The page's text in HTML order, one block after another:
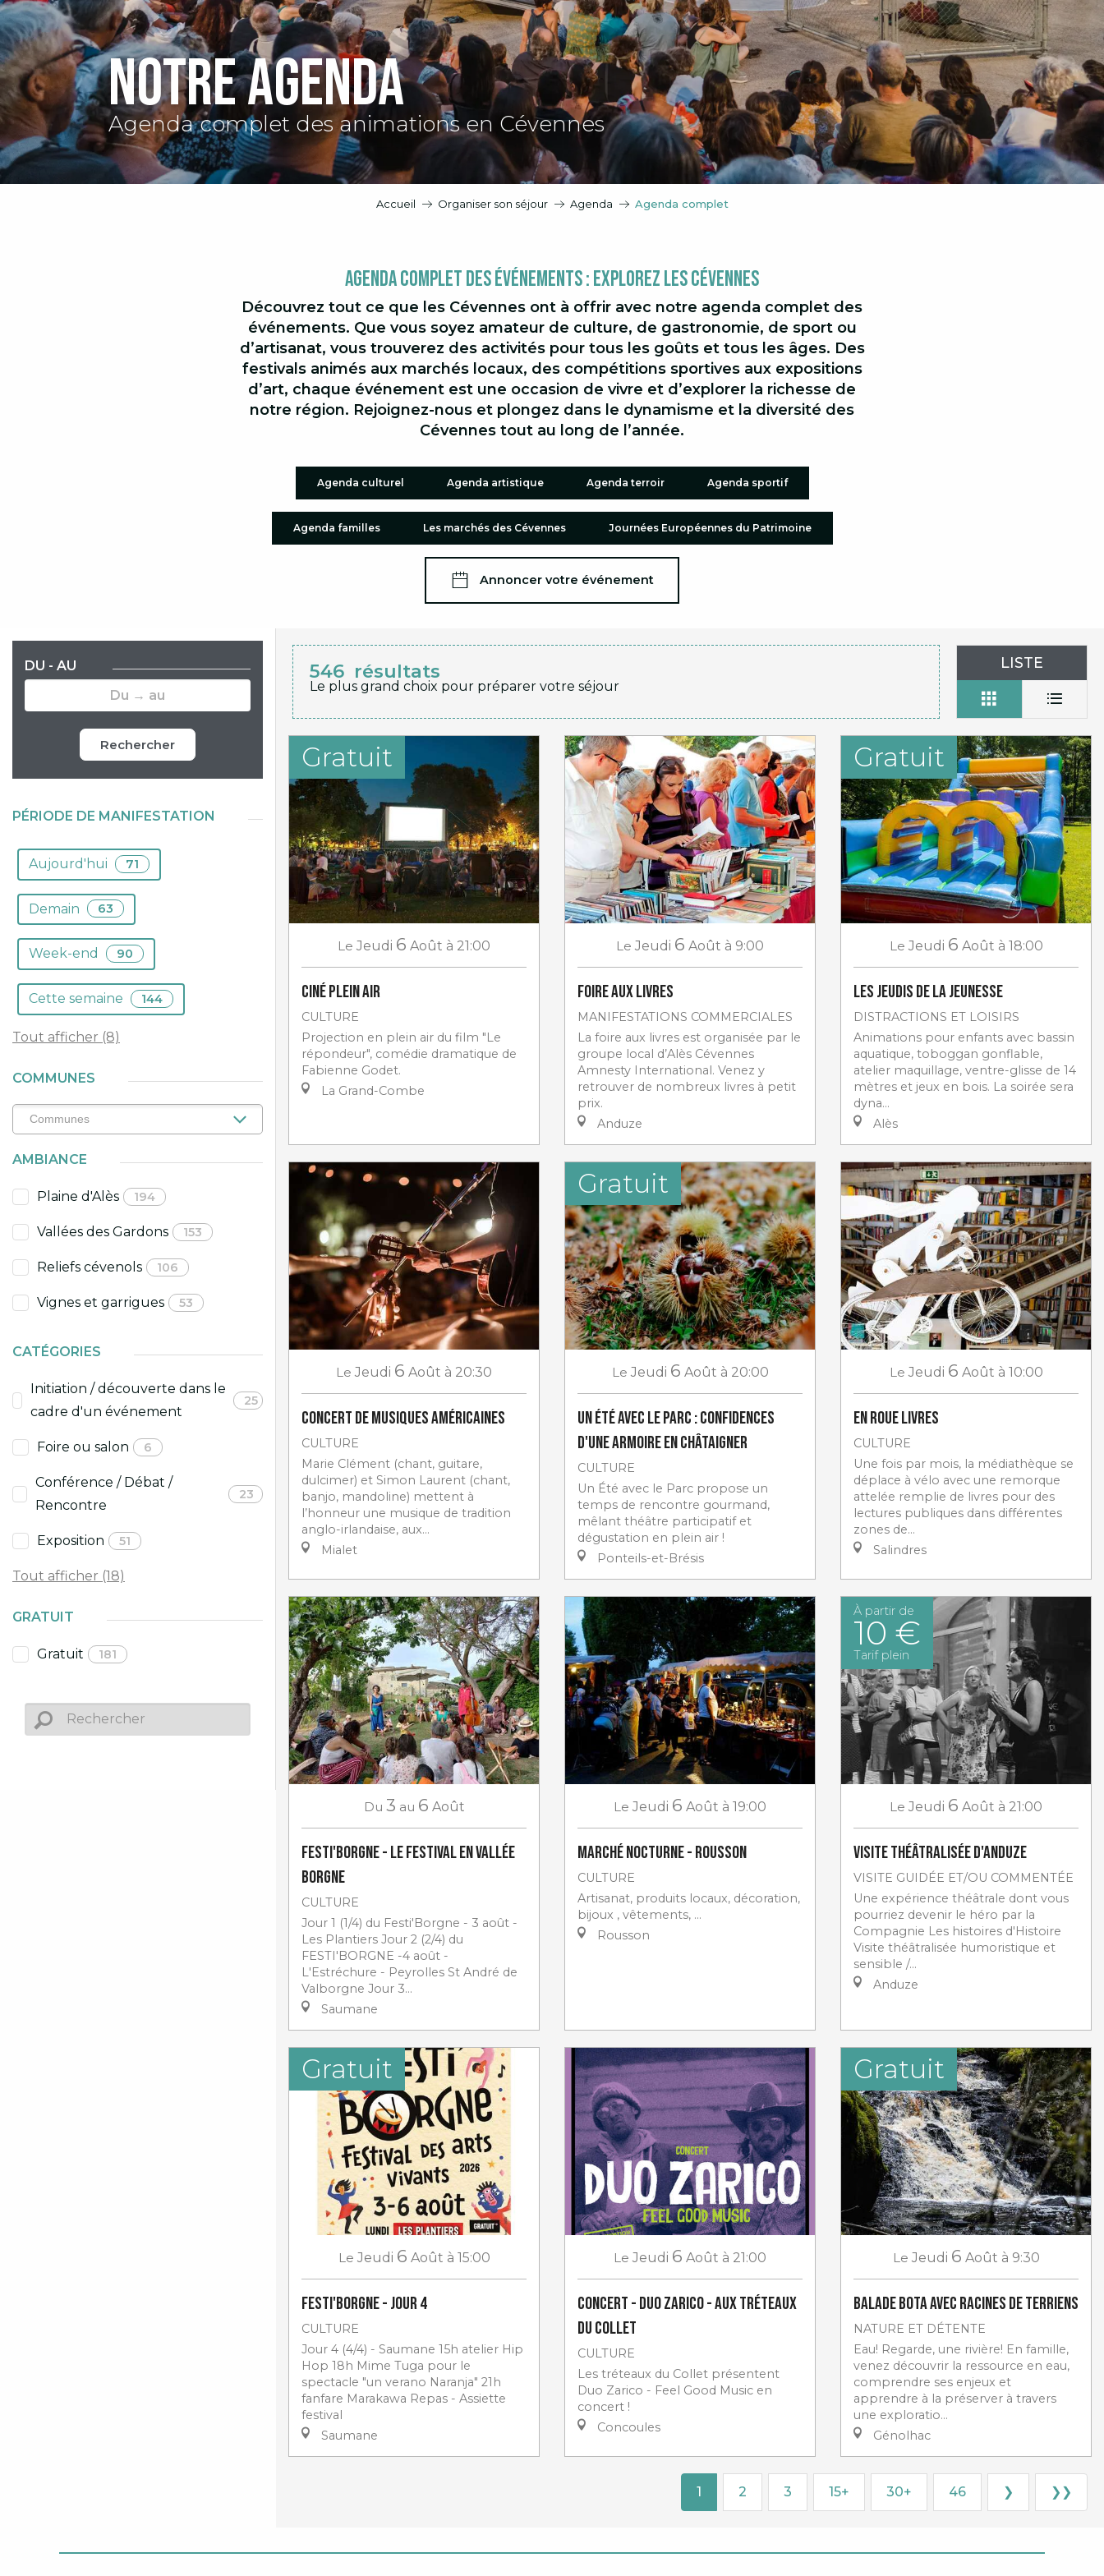
Notre agenda
Agenda complet des animations en Cévennes
Accueil Organiser son séjour Agenda Agenda complet
Agenda Complet des Événements : Explorez les Cévennes
Découvrez tout ce que les Cévennes ont à offrir avec notre agenda complet des
événements. Que vous soyez amateur de culture, de gastronomie, de sport ou
d’artisanat, vous trouverez des activités pour tous les goûts et tous les âges. Des
festivals animés aux marchés locaux, des compétitions sportives aux expositions
d’art, chaque événement est une occasion de vivre et d’explorer la richesse de
notre région. Rejoignez-nous et plongez dans le dynamisme et la diversité des
Cévennes tout au long de l’année.
Agenda culturel Agenda artistique Agenda terroir Agenda sportif
Agenda familles Les marchés des Cévennes Journées Européennes du Patrimoine
Annoncer votre événement
DU - AU
Rechercher
PÉRIODE DE MANIFESTATION
Aujourd'hui 71
Demain 63
Week-end 90
Cette semaine 144
Tout afficher (8)
COMMUNES
AMBIANCE
Plaine d'Alès 194
Vallées des Gardons 153
Reliefs cévenols 106
Vignes et garrigues 53
CATÉGORIES
Initiation / découverte dans le
cadre d'un événement
25
Foire ou salon 6
Conférence / Débat /
Rencontre
23
Exposition 51
Tout afficher (18)
GRATUIT
Gratuit 181
546 résultats
Le plus grand choix pour préparer votre séjour
LISTE
Gratuit
Le Jeudi 6 Août à 21:00
Ciné plein air
CULTURE
Projection en plein air du film "Le
répondeur", comédie dramatique de
Fabienne Godet.
La Grand-Combe
Le Jeudi 6 Août à 9:00
Foire aux livres
MANIFESTATIONS COMMERCIALES
La foire aux livres est organisée par le
groupe local d’Alès Cévennes
Amnesty International. Venez y
retrouver de nombreux livres à petit
prix.
Anduze
Gratuit
Le Jeudi 6 Août à 18:00
Les jeudis de la jeunesse
DISTRACTIONS ET LOISIRS
Animations pour enfants avec bassin
aquatique, toboggan gonflable,
atelier maquillage, ventre-glisse de 14
mètres et jeux en bois. La soirée sera
dyna...
Alès
Le Jeudi 6 Août à 20:30
Concert de musiques américaines
CULTURE
Marie Clément (chant, guitare,
dulcimer) et Simon Laurent (chant,
banjo, mandoline) mettent à
l’honneur une musique de tradition
anglo-irlandaise, aux...
Mialet
Gratuit
Le Jeudi 6 Août à 20:00
Un Été avec le Parc : Confidences
d'une armoire en châtaigner
CULTURE
Un Été avec le Parc propose un
temps de rencontre gourmand,
mêlant théâtre participatif et
dégustation en plein air !
Ponteils-et-Brésis
Le Jeudi 6 Août à 10:00
En roue livres
CULTURE
Une fois par mois, la médiathèque se
déplace à vélo avec une remorque
attelée remplie de livres pour des
lectures publiques dans différentes
zones de...
Salindres
Du 3 au 6 Août
Festi'Borgne - Le Festival en Vallée
Borgne
CULTURE
Jour 1 (1/4) du Festi'Borgne - 3 août -
Les Plantiers Jour 2 (2/4) du
FESTI'BORGNE -4 août -
L'Estréchure - Peyrolles St André de
Valborgne Jour 3...
Saumane
Le Jeudi 6 Août à 19:00
Marché nocturne - Rousson
CULTURE
Artisanat, produits locaux, décoration,
bijoux , vêtements, …
Rousson
À partir de
10 €
Tarif plein
Le Jeudi 6 Août à 21:00
Visite théâtralisée d'Anduze
VISITE GUIDÉE ET/OU COMMENTÉE
Une expérience théâtrale dont vous
pourriez devenir le héro par la
Compagnie Les histoires d'Histoire
Visite théâtralisée humoristique et
sensible /...
Anduze
Gratuit
Le Jeudi 6 Août à 15:00
Festi'Borgne - jour 4
CULTURE
Jour 4 (4/4) - Saumane 15h atelier Hip
Hop 18h Mime Tuga pour le
spectacle "un verano Naranja" 21h
fanfare Marakawa Repas - Assiette
festival
Saumane
Le Jeudi 6 Août à 21:00
Concert - Duo Zarico - aux Tréteaux
du Collet
CULTURE
Les tréteaux du Collet présentent
Duo Zarico - Feel Good Music en
concert !
Concoules
Gratuit
Le Jeudi 6 Août à 9:30
Balade Bota avec Racines de Terriens
NATURE ET DÉTENTE
Eau! Regarde, une rivière! En famille,
venez découvrir la ressource en eau,
comprendre ses enjeux et
apprendre à la préserver à travers
une exploratio...
Génolhac
1 2 3 15+ 30+ 46 ❯ ❯❯